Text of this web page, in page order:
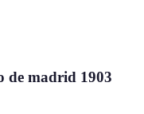
de madrid 1903